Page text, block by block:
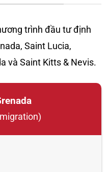
trình đầu tư định
Saint Lucia,
và Saint Kitts & Nevis.